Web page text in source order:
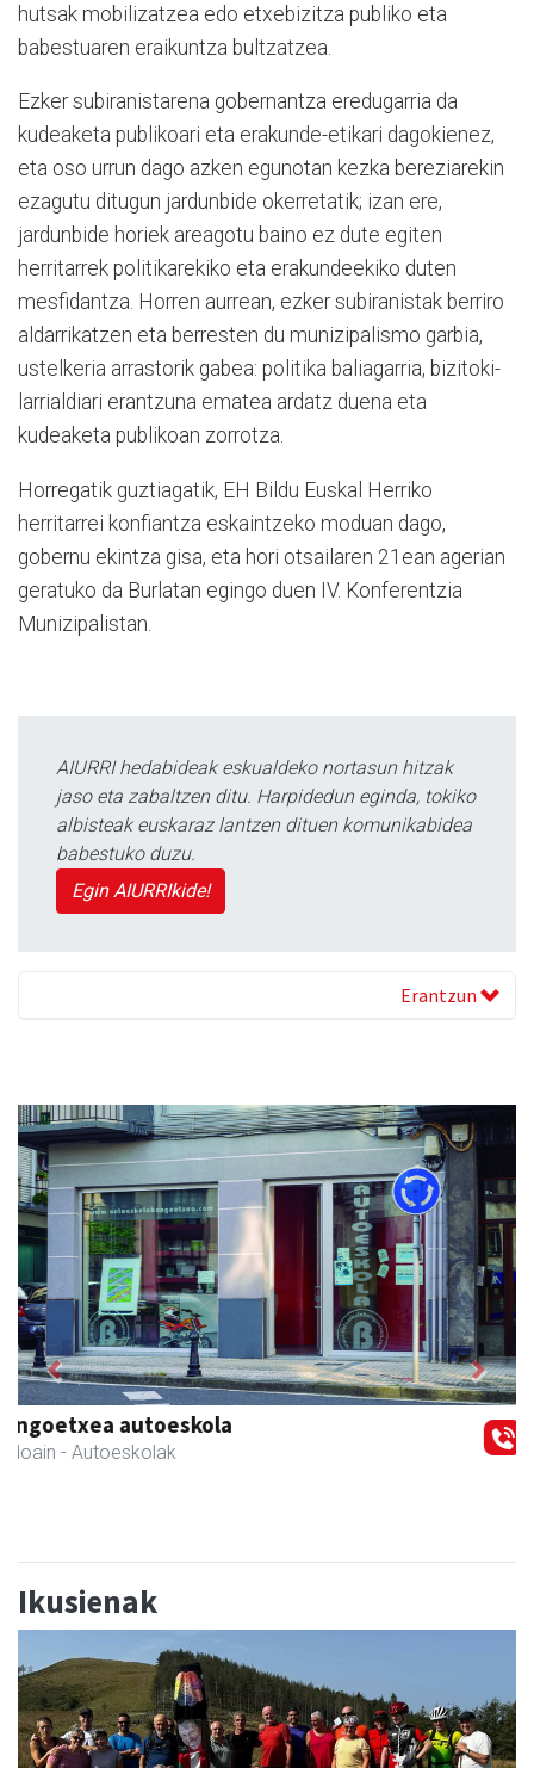
hutsak mobilizatzea edo etxebizitza publiko eta
babestuaren eraikuntza bultzatzea.
Ezker subiranistarena gobernantza eredugarria da
kudeaketa publikoari eta erakunde-etikari dagokienez,
eta oso urrun dago azken egunotan kezka bereziarekin
ezagutu ditugun jardunbide okerretatik; izan ere,
jardunbide horiek areagotu baino ez dute egiten
herritarrek politikarekiko eta erakundeekiko duten
mesfidantza. Horren aurrean, ezker subiranistak berriro
aldarrikatzen eta berresten du munizipalismo garbia,
ustelkeria arrastorik gabea: politika baliagarria, bizitoki-
larrialdiari erantzuna ematea ardatz duena eta
kudeaketa publikoan zorrotza.
Horregatik guztiagatik, EH Bildu Euskal Herriko
herritarrei konfiantza eskaintzeko moduan dago,
gobernu ekintza gisa, eta hori otsailaren 21ean agerian
geratuko da Burlatan egingo duen IV. Konferentzia
Munizipalistan.
AIURRI hedabideak eskualdeko nortasun hitzak
jaso eta zabaltzen ditu. Harpidedun eginda, tokiko
albisteak euskaraz lantzen dituen komunikabidea
babestuko duzu.
Egin AIURRIkide!
Erantzun
Adats ileapaindegi eta estetika
Andoain - Ile-apaindegiak
Previous Next
Ikusienak